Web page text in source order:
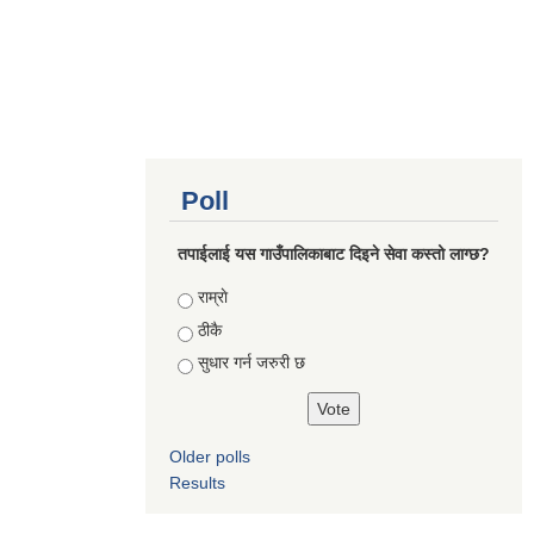
Poll
तपाईलाई यस गाउँपालिकाबाट दिइने सेवा कस्तो लाग्छ?
Choices
राम्राे
ठीकै
सुधार गर्न जरुरी छ
Older polls
Results